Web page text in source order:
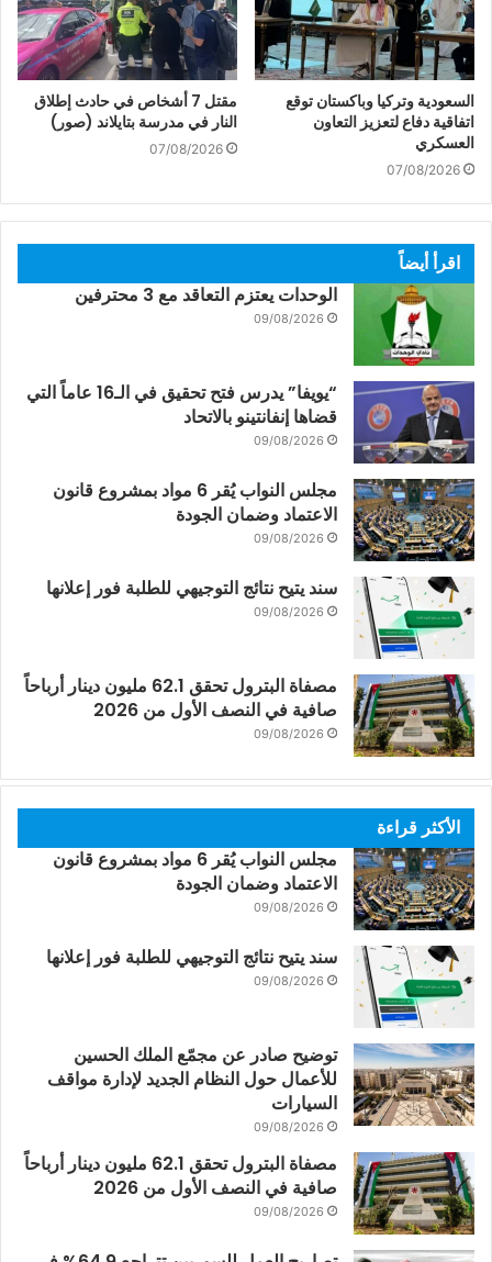
السعودية وتركيا وباكستان توقع
اتفاقية دفاع لتعزيز التعاون
العسكري
07/08/2026
مقتل 7 أشخاص في حادث إطلاق
النار في مدرسة بتايلاند (صور)
07/08/2026
اقرأ أيضاً
الوحدات يعتزم التعاقد مع 3 محترفين
09/08/2026
“يويفا” يدرس فتح تحقيق في الـ16 عاماً التي
قضاها إنفانتينو بالاتحاد
09/08/2026
مجلس النواب يُقر 6 مواد بمشروع قانون
الاعتماد وضمان الجودة
09/08/2026
سند يتيح نتائج التوجيهي للطلبة فور إعلانها
09/08/2026
مصفاة البترول تحقق 62.1 مليون دينار أرباحاً
صافية في النصف الأول من 2026
09/08/2026
الأكثر قراءة
مجلس النواب يُقر 6 مواد بمشروع قانون
الاعتماد وضمان الجودة
09/08/2026
سند يتيح نتائج التوجيهي للطلبة فور إعلانها
09/08/2026
توضيح صادر عن مجمّع الملك الحسين
للأعمال حول النظام الجديد لإدارة مواقف
السيارات
09/08/2026
مصفاة البترول تحقق 62.1 مليون دينار أرباحاً
صافية في النصف الأول من 2026
09/08/2026